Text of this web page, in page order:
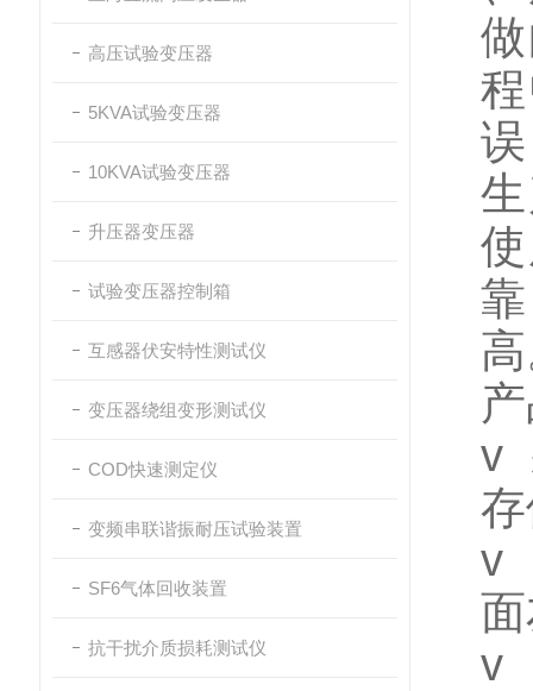
高压试验变压器
5KVA试验变压器
10KVA试验变压器
升压器变压器
试验变压器控制箱
互感器伏安特性测试仪
变压器绕组变形测试仪
COD快速测定仪
变频串联谐振耐压试验装置
SF6气体回收装置
抗干扰介质损耗测试仪
v
v
v